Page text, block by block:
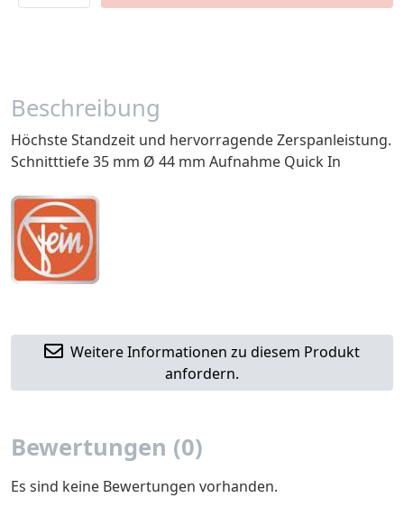
Beschreibung
Höchste Standzeit und hervorragende Zerspanleistung.
Schnitttiefe 35 mm Ø 44 mm Aufnahme Quick In
Weitere Informationen zu diesem Produkt
anfordern.
Bewertungen (0)
Es sind keine Bewertungen vorhanden.